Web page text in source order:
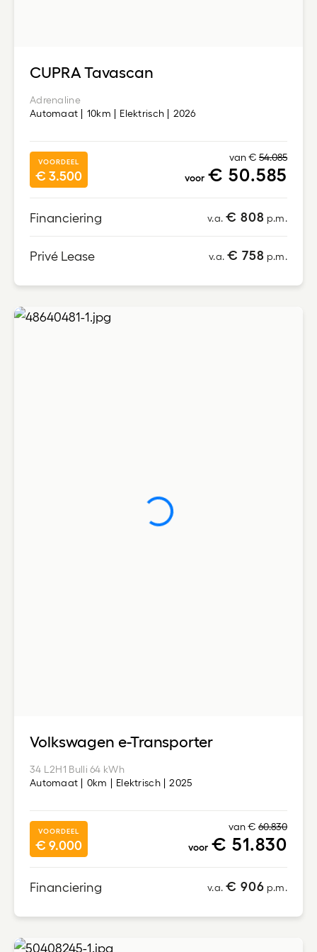
CUPRA Tavascan
Adrenaline
Automaat
10km Elektrisch 2026
van €54.085
voor € 50.585
VOORDEEL
€ 3.500
Financiering v.a. € 808 p.m.
Privé Lease v.a. € 758 p.m.
Volkswagen e-Transporter
34 L2H1 Bulli 64 kWh
Automaat
0km Elektrisch 2025
van €60.830
voor € 51.830
VOORDEEL
€ 9.000
Financiering v.a. € 906 p.m.